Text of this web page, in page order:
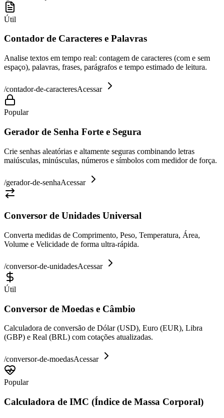
Útil
Contador de Caracteres e Palavras
Analise textos em tempo real: contagem de caracteres (com e sem
espaço), palavras, frases, parágrafos e tempo estimado de leitura.
/contador-de-caracteresAcessar
Popular
Gerador de Senha Forte e Segura
Crie senhas aleatórias e altamente seguras combinando letras
maiúsculas, minúsculas, números e símbolos com medidor de força.
/gerador-de-senhaAcessar
Conversor de Unidades Universal
Converta medidas de Comprimento, Peso, Temperatura, Área,
Volume e Velicidade de forma ultra-rápida.
/conversor-de-unidadesAcessar
Útil
Conversor de Moedas e Câmbio
Calculadora de conversão de Dólar (USD), Euro (EUR), Libra
(GBP) e Real (BRL) com cotações atualizadas.
/conversor-de-moedasAcessar
Popular
Calculadora de IMC (Índice de Massa Corporal)